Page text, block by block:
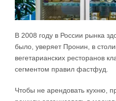
В 2008 году в России рынка
было, уверяет Пронин, в
вегетарианских ресторанов
сегментом правил фастфуд.
Чтобы не арендовать кухню,